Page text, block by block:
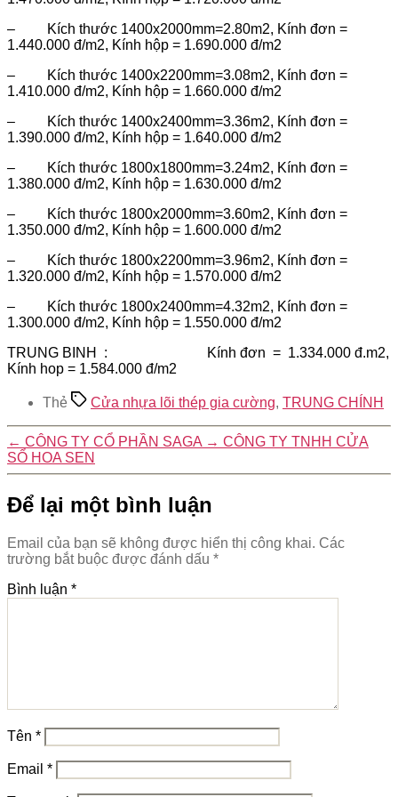
– Kích thước 1400x2000mm=2.80m2, Kính đơn =
1.440.000 đ/m2, Kính hộp = 1.690.000 đ/m2
– Kích thước 1400x2200mm=3.08m2, Kính đơn =
1.410.000 đ/m2, Kính hộp = 1.660.000 đ/m2
– Kích thước 1400x2400mm=3.36m2, Kính đơn =
1.390.000 đ/m2, Kính hộp = 1.640.000 đ/m2
– Kích thước 1800x1800mm=3.24m2, Kính đơn =
1.380.000 đ/m2, Kính hộp = 1.630.000 đ/m2
– Kích thước 1800x2000mm=3.60m2, Kính đơn =
1.350.000 đ/m2, Kính hộp = 1.600.000 đ/m2
– Kích thước 1800x2200mm=3.96m2, Kính đơn =
1.320.000 đ/m2, Kính hộp = 1.570.000 đ/m2
– Kích thước 1800x2400mm=4.32m2, Kính đơn =
1.300.000 đ/m2, Kính hộp = 1.550.000 đ/m2
TRUNG BINH : Kính đơn = 1.334.000 đ.m2,
Kính hop = 1.584.000 đ/m2
Thẻ Cửa nhựa lõi thép gia cường, TRUNG CHÍNH
← CÔNG TY CỔ PHẦN SAGA → CÔNG TY TNHH CỬA
SỔ HOA SEN
Để lại một bình luận
Email của bạn sẽ không được hiển thị công khai. Các
trường bắt buộc được đánh dấu *
Bình luận *
Tên *
Email *